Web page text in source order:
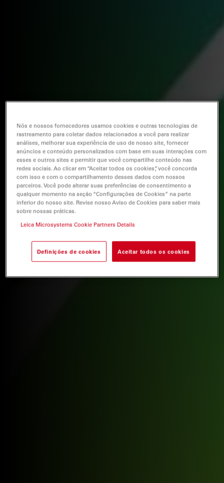
Nós e nossos fornecedores usamos cookies e outras tecnologias de
rastreamento para coletar dados relacionados a você para realizar
análises, melhorar sua experiência de uso de nosso site, fornecer
anúncios e conteúdo personalizados com base em suas interações com
esses e outros sites e permitir que você compartilhe conteúdo nas
redes sociais. Ao clicar em “Aceitar todos os cookies”, você concorda
com isso e com o compartilhamento desses dados com nossos
parceiros. Você pode alterar suas preferências de consentimento a
qualquer momento na seção “Configurações de Cookies” na parte
inferior do nosso site. Revise nosso Aviso de Cookies para saber mais
sobre nossas práticas.
Leica Microsystems Cookie Partners Details
Definições de cookies Aceitar todos os cookies